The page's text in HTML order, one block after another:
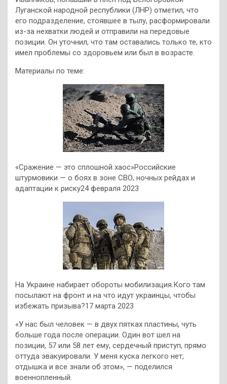
Луганской народной республики (ЛНР) отметил, что
его подразделение, стоявшее в тылу, расформировали
из-за нехватки людей и отправили на передовые
позиции. Он уточнил, что там оставались только те, кто
имел проблемы со здоровьем или был в возрасте.
Материалы по теме:
«Сражение — это сплошной хаос»Российские
штурмовики — о боях в зоне СВО, ночных рейдах и
адаптации к риску24 февраля 2023
На Украине набирает обороты мобилизация.Кого там
посылают на фронт и на что идут украинцы, чтобы
избежать призыва?17 марта 2023
«У нас был человек — в двух пятках пластины, чуть
больше года после операции. Один вот шел на
позиции, 57 или 58 лет ему, сердечный приступ, прямо
оттуда эвакуировали. У меня куска легкого нет,
отдышка и все знали об этом», — поделился
военнопленный.